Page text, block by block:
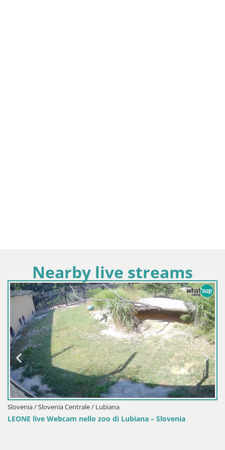
Nearby live streams
Slovenia
Slovenia / Slovenia Centrale / Polhov Gradec
Live Webcam Polhov Gradec – Slovenia